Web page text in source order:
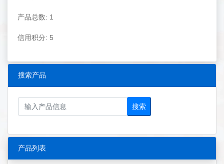
产品总数: 1
信用积分: 5
搜索产品
搜索
产品列表